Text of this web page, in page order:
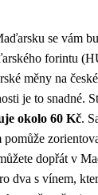
se vám
forintu
měny na
je to snadné.
okolo 60 Kč.
pomůže
dopřát v
dva s vínem,